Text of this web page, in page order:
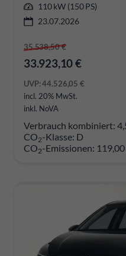
110 kW (150 PS)
23.07.2026
35.538,50 €
33.923,10 €
UVP:44.526,05 €
incl. 20% MwSt.
inkl. NoVA
Verbrauch kombiniert:
CO2-Klasse: D
CO2-Emissionen: